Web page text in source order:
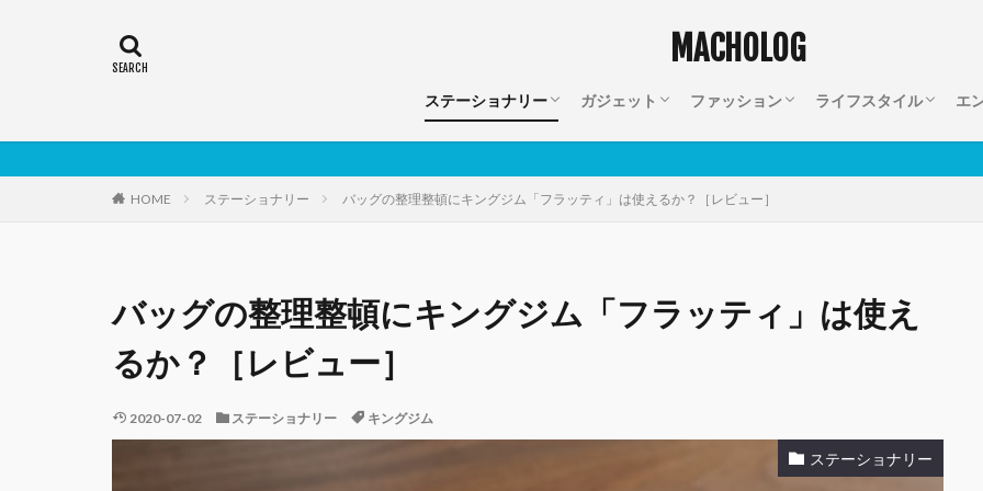
MACHOLOG
ステーショナリー
ノートブック
手帳
筆記具
ガジェット
Apple
アクセサリー
キーボード
カメラ
オーディオ
ネット回線
ファッション
バッグ
小物
ライフスタイル
注文住宅
インテリア
家電
キッズ
ライフハック
クレジットカード
仕事
セール情報
エ
HOME ステーショナリー バッグの整理整頓にキングジム「フラッティ」は使えるか？［レビュー］
バッグの整理整頓にキングジム「フラッティ」は使え
るか？［レビュー］
2020-07-02 ステーショナリー キングジム
ステーショナリー